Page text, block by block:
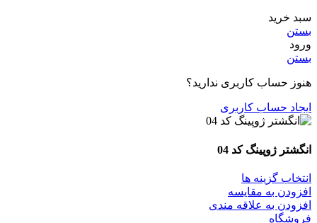
سبد خرید
بستن
ورود
بستن
هنوز حساب کاربری ندارید؟
ایجاد حساب کاربری
انگشتر ژوپینگ کد 04
انتخاب گزینه ها
افزودن به مقایسه
افزودن به علاقه مندی
فروشگاه